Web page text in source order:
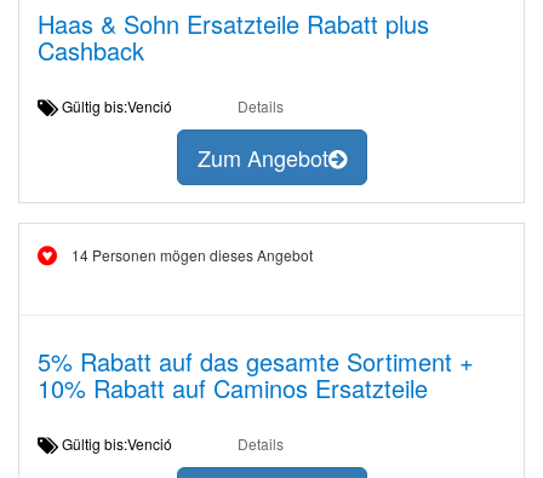
Haas & Sohn Ersatzteile Rabatt plus
Cashback
Gültig bis:Venció Details
Zum Angebot
14 Personen mögen dieses Angebot
5% Rabatt auf das gesamte Sortiment +
10% Rabatt auf Caminos Ersatzteile
Gültig bis:Venció Details